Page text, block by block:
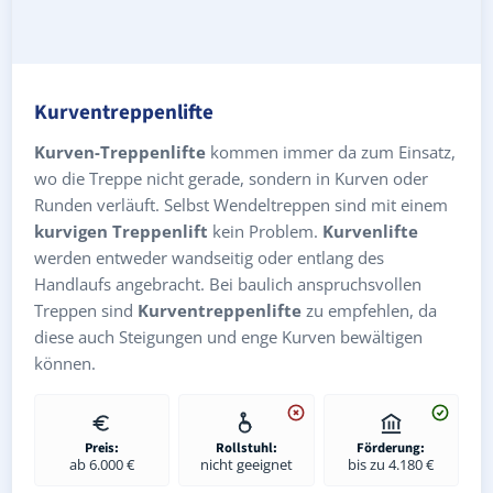
Kurventreppenlifte
Kurven-Treppenlifte kommen immer da zum Einsatz,
wo die Treppe nicht gerade, sondern in Kurven oder
Runden verläuft. Selbst Wendeltreppen sind mit einem
kurvigen Treppenlift kein Problem. Kurvenlifte
werden entweder wandseitig oder entlang des
Handlaufs angebracht. Bei baulich anspruchsvollen
Treppen sind Kurventreppenlifte zu empfehlen, da
diese auch Steigungen und enge Kurven bewältigen
können.
Preis:
ab 6.000 €
Rollstuhl:
nicht geeignet
Förderung:
bis zu 4.180 €